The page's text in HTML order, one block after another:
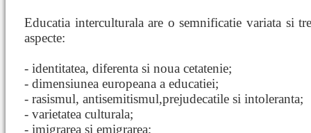
Educatia interculturala are o semnificatie variata si
aspecte:
- identitatea, diferenta si noua cetatenie;
- dimensiunea europeana a educatiei;
- rasismul, antisemitismul,prejudecatile si intoleranta;
- varietatea culturala;
- imigrarea si emigrarea;